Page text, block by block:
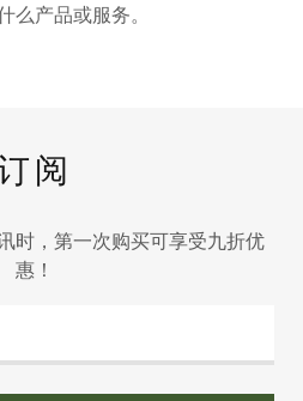
么产品或服务。
阅
时，第一次购买可享受九折优
惠！